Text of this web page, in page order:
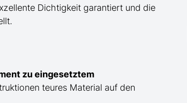
Dichtigkeit garantiert und die
zu eingesetztem
teures Material auf den